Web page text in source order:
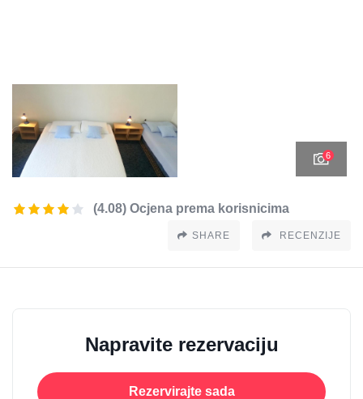
6
(4.08) Ocjena prema korisnicima
SHARE RECENZIJE
Napravite rezervaciju
Rezervirajte sada